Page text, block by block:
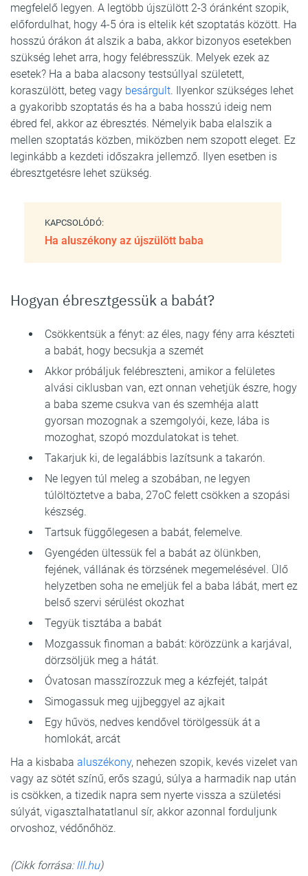
megfelelő legyen. A legtöbb újszülött 2-3 óránként szopik,
előfordulhat, hogy 4-5 óra is eltelik két szoptatás között. Ha
hosszú órákon át alszik a baba, akkor bizonyos esetekben
szükség lehet arra, hogy felébresszük. Melyek ezek az
esetek? Ha a baba alacsony testsúllyal született,
koraszülött, beteg vagy besárgult. Ilyenkor szükséges lehet
a gyakoribb szoptatás és ha a baba hosszú ideig nem
ébred fel, akkor az ébresztés. Némelyik baba elalszik a
mellen szoptatás közben, miközben nem szopott eleget. Ez
leginkább a kezdeti időszakra jellemző. Ilyen esetben is
ébresztgetésre lehet szükség.
KAPCSOLÓDÓ:
Ha aluszékony az újszülött baba
Hogyan ébresztgessük a babát?
Csökkentsük a fényt: az éles, nagy fény arra készteti
a babát, hogy becsukja a szemét
Akkor próbáljuk felébreszteni, amikor a felületes
alvási ciklusban van, ezt onnan vehetjük észre, hogy
a baba szeme csukva van és szemhéja alatt
gyorsan mozognak a szemgolyói, keze, lába is
mozoghat, szopó mozdulatokat is tehet.
Takarjuk ki, de legalábbis lazítsunk a takarón.
Ne legyen túl meleg a szobában, ne legyen
túlöltöztetve a baba, 27oC felett csökken a szopási
készség.
Tartsuk függőlegesen a babát, felemelve.
Gyengéden ültessük fel a babát az ölünkben,
fejének, vállának és törzsének megemelésével. Ülő
helyzetben soha ne emeljük fel a baba lábát, mert ez
belső szervi sérülést okozhat
Tegyük tisztába a babát
Mozgassuk finoman a babát: körözzünk a karjával,
dörzsöljük meg a hátát.
Óvatosan masszírozzuk meg a kézfejét, talpát
Simogassuk meg ujjbeggyel az ajkait
Egy hűvös, nedves kendővel törölgessük át a
homlokát, arcát
Ha a kisbaba aluszékony, nehezen szopik, kevés vizelet van
vagy az sötét színű, erős szagú, súlya a harmadik nap után
is csökken, a tizedik napra sem nyerte vissza a születési
súlyát, vigasztalhatatlanul sír, akkor azonnal forduljunk
orvoshoz, védőnőhöz.
(Cikk forrása:lll.hu)